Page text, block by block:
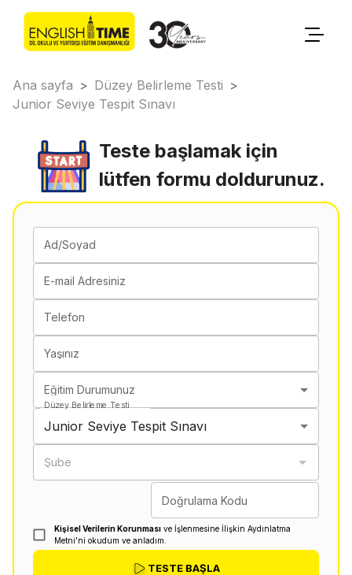
Ana sayfa > Düzey Belirleme Testi >
Junior Seviye Tespit Sınavı
Teste başlamak için
lütfen formu doldurunuz.
Ad/Soyad
E-mail Adresiniz
Telefon
Yaşınız
Eğitim Durumunuz
Düzey Belirleme Testi
Junior Seviye Tespit Sınavı
Şube
Doğrulama Kodu
Kişisel Verilerin Korunması ve İşlenmesine İlişkin Aydınlatma
Metni'ni okudum ve anladım.
TESTE BAŞLA